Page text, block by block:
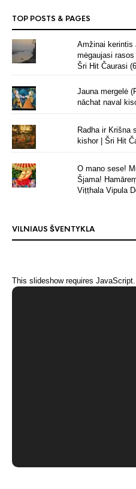
TOP POSTS & PAGES
Amžinai kerintis
mėgaujasi rasos
Šri Hit Čaurasi
Jauna mergelė
nāchat naval
Radha ir Krišna
kishor | Šri Hit
O mano sese!
Šjama!
Viṭṭhala Vipula
VILNIAUS ŠVENTYKLA
This slideshow requires JavaScript.